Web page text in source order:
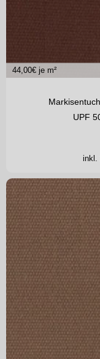
44,00€ je m²
UPF
inkl.